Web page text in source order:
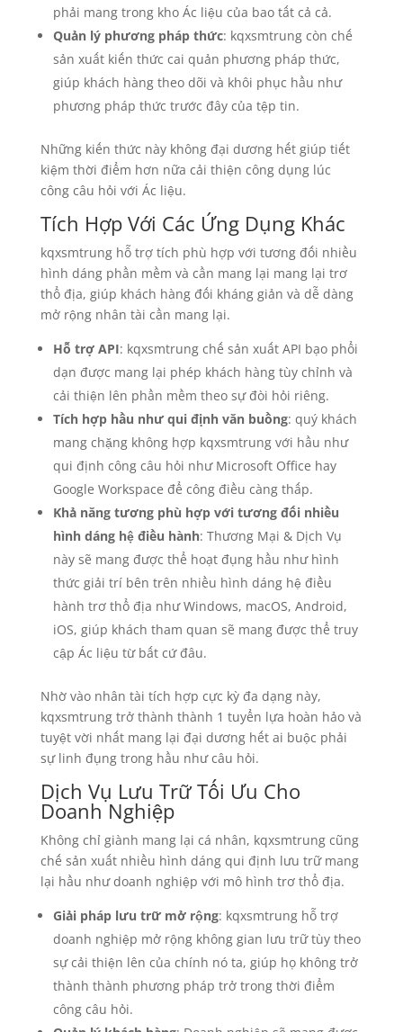
phải mang trong kho Ác liệu của bao tất cả cả.
Quản lý phương pháp thức: kqxsmtrung còn chế
sản xuất kiến thức cai quản phương pháp thức,
giúp khách hàng theo dõi và khôi phục hầu như
phương pháp thức trước đây của tệp tin.
Những kiến thức này không đại dương hết giúp tiết
kiệm thời điểm hơn nữa cải thiện công dụng lúc
công câu hỏi với Ác liệu.
Tích Hợp Với Các Ứng Dụng Khác
kqxsmtrung hỗ trợ tích phù hợp với tương đối nhiều
hình dáng phần mềm và cần mang lại mang lại trơ
thổ địa, giúp khách hàng đối kháng giản và dễ dàng
mở rộng nhân tài cần mang lại.
Hỗ trợ API: kqxsmtrung chế sản xuất API bạo phổi
dạn được mang lại phép khách hàng tùy chỉnh và
cải thiện lên phần mềm theo sự đòi hỏi riêng.
Tích hợp hầu như qui định văn buồng: quý khách
mang chặng không hợp kqxsmtrung với hầu như
qui định công câu hỏi như Microsoft Office hay
Google Workspace để công điều càng thấp.
Khả năng tương phù hợp với tương đối nhiều
hình dáng hệ điều hành: Thương Mại & Dịch Vụ
này sẽ mang được thể hoạt đụng hầu như hình
thức giải trí bên trên nhiều hình dáng hệ điều
hành trơ thổ địa như Windows, macOS, Android,
iOS, giúp khách tham quan sẽ mang được thể truy
cập Ác liệu từ bất cứ đâu.
Nhờ vào nhân tài tích hợp cực kỳ đa dạng này,
kqxsmtrung trở thành thành 1 tuyển lựa hoàn hảo và
tuyệt vời nhất mang lại đại dương hết ai buộc phải
sự linh đụng trong hầu như câu hỏi.
Dịch Vụ Lưu Trữ Tối Ưu Cho
Doanh Nghiệp
Không chỉ giành mang lại cá nhân, kqxsmtrung cũng
chế sản xuất nhiều hình dáng qui định lưu trữ mang
lại hầu như doanh nghiệp với mô hình trơ thổ địa.
Giải pháp lưu trữ mở rộng: kqxsmtrung hỗ trợ
doanh nghiệp mở rộng không gian lưu trữ tùy theo
sự cải thiện lên của chính nó ta, giúp họ không trở
thành thành phương pháp trở trong thời điểm
công câu hỏi.